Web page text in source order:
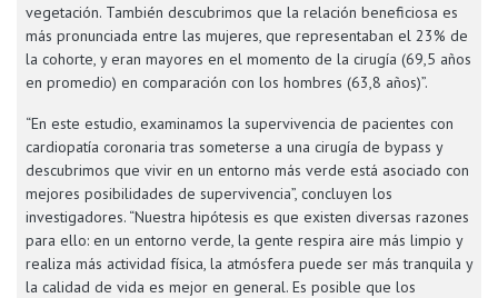
vegetación. También descubrimos que la relación beneficiosa es
más pronunciada entre las mujeres, que representaban el 23% de
la cohorte, y eran mayores en el momento de la cirugía (69,5 años
en promedio) en comparación con los hombres (63,8 años)”.
“En este estudio, examinamos la supervivencia de pacientes con
cardiopatía coronaria tras someterse a una cirugía de bypass y
descubrimos que vivir en un entorno más verde está asociado con
mejores posibilidades de supervivencia”, concluyen los
investigadores. “Nuestra hipótesis es que existen diversas razones
para ello: en un entorno verde, la gente respira aire más limpio y
realiza más actividad física, la atmósfera puede ser más tranquila y
la calidad de vida es mejor en general. Es posible que los